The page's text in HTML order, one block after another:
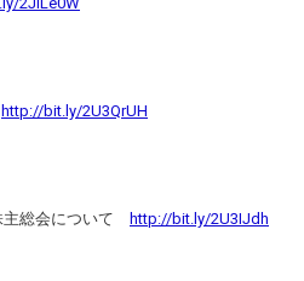
http://bit.ly/2U3QrUH
主総会について
http://bit.ly/2U3IJdh